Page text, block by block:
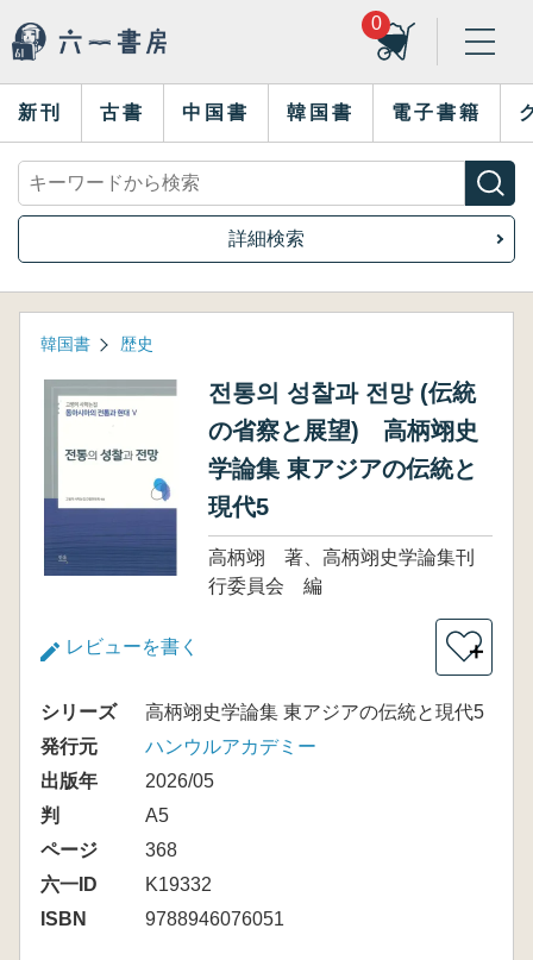
0
新刊 古書 中国書 韓国書 電子書籍
詳細検索
韓国書 歴史
전통의 성찰과 전망 (伝統
の省察と展望) 高柄翊史
学論集 東アジアの伝統と
現代5
高柄翊 著、高柄翊史学論集刊
行委員会 編
レビューを書く ＋
シリーズ
高柄翊史学論集 東アジアの伝統と現代5
発行元
ハンウルアカデミー
出版年
2026/05
判
A5
ページ
368
六一ID
K19332
ISBN
9788946076051